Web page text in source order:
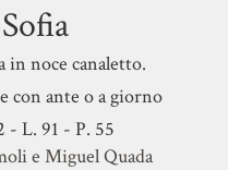
in noce canaletto.
con ante o a giorno
- L. 91 - P. 55
e Miguel Quada